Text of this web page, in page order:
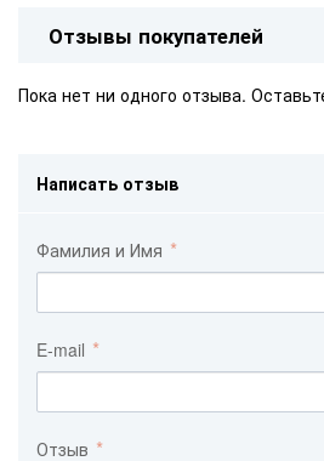
Отзывы покупателей
Пока нет ни одного отзыва.
Написать отзыв
Фамилия и Имя
E-mail
Отзыв